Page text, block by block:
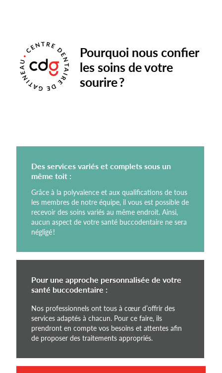
Pourquoi nous confier
les soins de votre
sourire ?
Des services variés et complets sous un
même toit :
Grâce à la polyvalence et aux qualifications de tous
les membres de notre équipe, il vous est possible de
recevoir des soins variés au même endroit. Ainsi,
aucun aspect de votre santé buccodentaire ne sera
négligé !
Pour une approche personnalisée de votre
santé buccodentaire :
Nos professionnels ont tous à cœur d’offrir des
services adaptés à chacun. Pour ce faire, ils
prendront en compte vos besoins et attentes afin
de proposer des traitements appropriés.